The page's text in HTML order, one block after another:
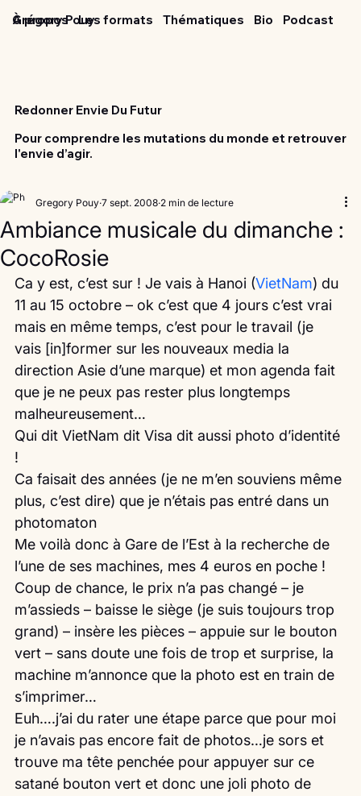
Grégory Pouy
À propos Les formats Thématiques Podcast
Bio
Redonner Envie Du Futur
Pour comprendre les mutations du monde et retrouver
l'envie d’agir.
Ambiance musicale du dimanche :
CocoRosie
Gregory Pouy 7 sept. 2008 2 min de lecture
Ca y est, c’est sur ! Je vais à Hanoi (VietNam) du
11 au 15 octobre – ok c’est que 4 jours c’est vrai
mais en même temps, c’est pour le travail (je
vais [in]former sur les nouveaux media la
direction Asie d’une marque) et mon agenda fait
que je ne peux pas rester plus longtemps
malheureusement…
Qui dit VietNam dit Visa dit aussi photo d’identité
!
Ca faisait des années (je ne m’en souviens même
plus, c’est dire) que je n’étais pas entré dans un
photomaton
Me voilà donc à Gare de l’Est à la recherche de
l’une de ses machines, mes 4 euros en poche !
Coup de chance, le prix n’a pas changé – je
m’assieds – baisse le siège (je suis toujours trop
grand) – insère les pièces – appuie sur le bouton
vert – sans doute une fois de trop et surprise, la
machine m’annonce que la photo est en train de
s’imprimer…
Euh….j’ai du rater une étape parce que pour moi
je n’avais pas encore fait de photos…je sors et
trouve ma tête penchée pour appuyer sur ce
satané bouton vert et donc une joli photo de